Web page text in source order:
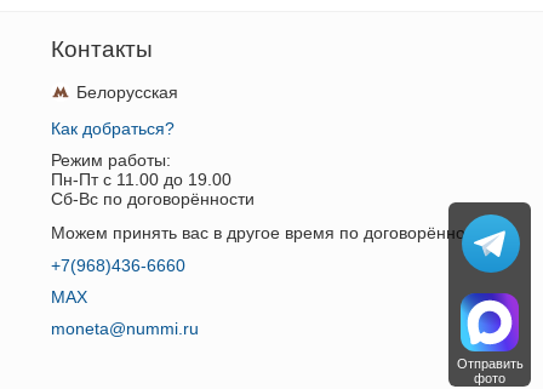
Контакты
Белорусская
Как добраться?
Режим работы:
Пн-Пт c 11.00 до 19.00
Сб-Вс по договорённости
Можем принять вас в другое время по договорённости.
+7(968)436-6660
MAX
moneta@nummi.ru
Отправить
фото